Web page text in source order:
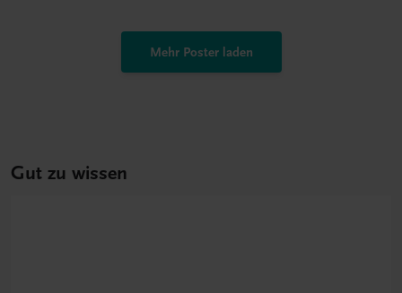
Mehr Poster laden
Gut zu wissen